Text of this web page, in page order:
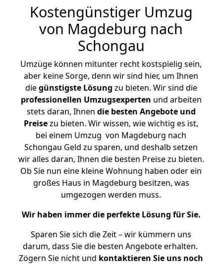
Kostengünstiger Umzug
von Magdeburg nach
Schongau
Umzüge können mitunter recht kostspielig sein,
aber keine Sorge, denn wir sind hier, um Ihnen
diegünstigste Lösung zu bieten. Wir sind die
professionellen Umzugsexperten und arbeiten
stets daran, Ihnen die besten Angebote und
Preisezu bieten. Wir wissen, wie wichtig es ist,
bei einem Umzug von Magdeburg nach
Schongau Geld zu sparen, und deshalb setzen
wir alles daran, Ihnen die besten Preise zu bieten.
Ob Sie nun eine kleine Wohnung haben oder ein
großes Haus in Magdeburg besitzen, was
umgezogen werden muss.
Wir haben immer die perfekte Lösung für Sie.
Sparen Sie sich die Zeit – wir kümmern uns
darum, dass Sie die besten Angebote erhalten.
Zögern Sie nicht und kontaktieren Sie uns noch